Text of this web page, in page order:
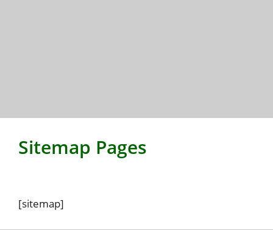
Sitemap Pages
[sitemap]